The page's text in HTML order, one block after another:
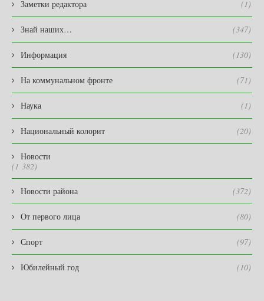
Заметки редактора (1)
Знай наших… (347)
Информация (130)
На коммунальном фронте (71)
Наука (1)
Национальный колорит (20)
Новости
(1 382)
Новости района (372)
От первого лица (80)
Спорт (97)
Юбилейный год (10)